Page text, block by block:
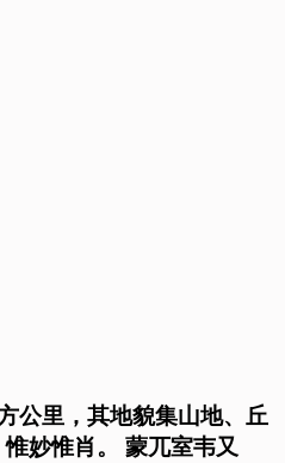
公里，其地貌集山地、丘
妙惟肖。 蒙兀室韦又